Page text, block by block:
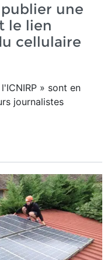
publier une
le lien
cellulaire
» sont en
journalistes